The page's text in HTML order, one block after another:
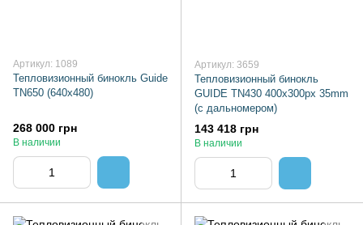
Артикул: 1089
Тепловизионный бинокль Guide
TN650 (640x480)
268 000 грн
В наличии
Артикул: 3659
Тепловизионный бинокль
GUIDE TN430 400x300px 35mm
(с дальномером)
143 418 грн
В наличии